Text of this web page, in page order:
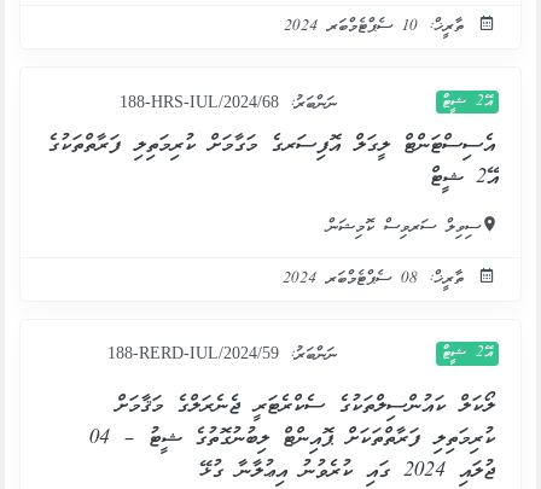
ތާރީޚް: 10 ސެޕްޓެމްބަރ 2024
އޭ2 ޝީޓް ނަންބަރު: 188-HRS-IUL/2024/68
އެސިސްޓަންޓް ލީގަލް އޮފިސަރގެ މަގާމަށް ކުރިމަތިލި ފަރާތްތަކުގެ
އޭ2 ޝީޓް
ސިވިލް ސަރވިސް ކޮމިޝަން
ތާރީޚް: 08 ސެޕްޓެމްބަރ 2024
އޭ2 ޝީޓް ނަންބަރު: 188-RERD-IUL/2024/59
ލޯކަލް ކައުންސިލްތަކުގެ ސެކްރެޓަރީ ޖެނެރަލްގެ މަޤާމަށް
ކުރިމަތިލި ފަރާތްތަކަށް ޕޮއިންޓް ލިބުނުގޮތުގެ ޝީޓު – 04
ޖުލައި 2024 ގައި ކުރެވުނު އިޢުލާނާ ގުޅޭ